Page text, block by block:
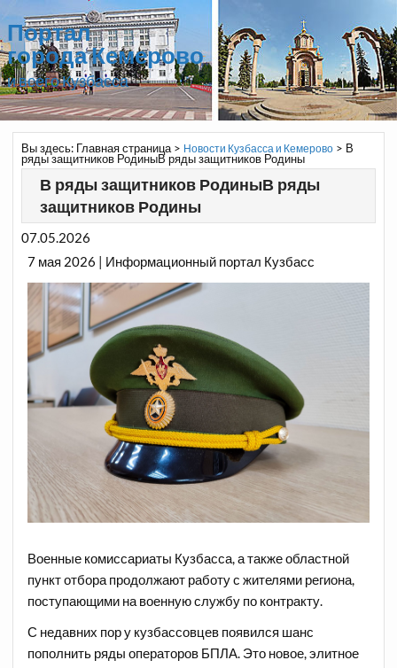
Портал
города Кемерово
и всего Кузбасса
Вы здесь: Главная страница> Новости Кузбасса и Кемерово> В
ряды защитников РодиныВ ряды защитников Родины
В ряды защитников РодиныВ ряды
защитников Родины
07.05.2026
7 мая 2026 | Информационный портал Кузбасс
Военные комиссариаты Кузбасса, а также областной
пункт отбора продолжают работу с жителями региона,
поступающими на военную службу по контракту.
С недавних пор у кузбассовцев появился шанс
пополнить ряды операторов БПЛА. Это новое, элитное